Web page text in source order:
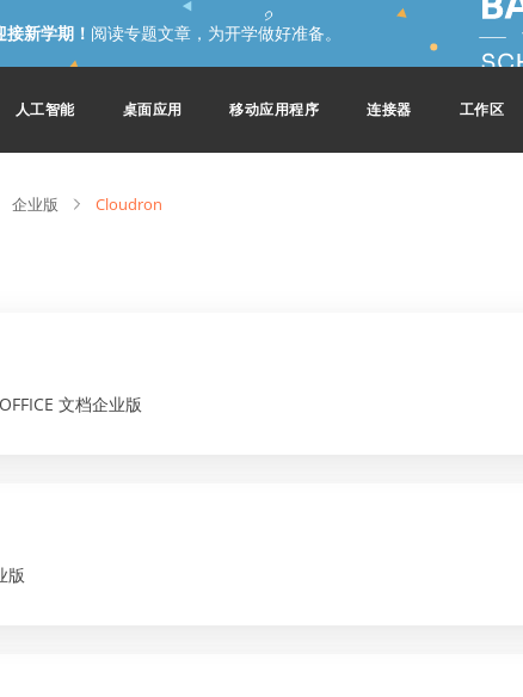
新学期！ 阅读专题文章，为开学做好准备。
人工智能 桌面应用 移动应用程序 连接器 工作区
企业版 Cloudron
文档企业版
版